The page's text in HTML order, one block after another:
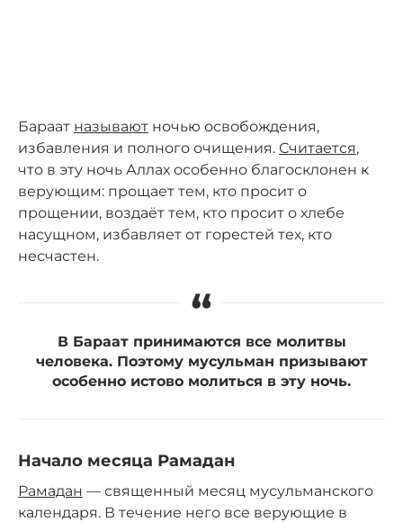
Бараат называют ночью освобождения,
избавления и полного очищения. Считается,
что в эту ночь Аллах особенно благосклонен к
верующим: прощает тем, кто просит о
прощении, воздаёт тем, кто просит о хлебе
насущном, избавляет от горестей тех, кто
несчастен.
“
В Бараат принимаются все молитвы
человека. Поэтому мусульман призывают
особенно истово молиться в эту ночь.
Начало месяца Рамадан
Рамадан — священный месяц мусульманского
календаря. В течение него все верующие в